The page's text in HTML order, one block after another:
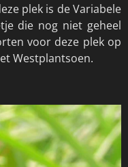
plek is de Variabele
die nog niet geheel
voor deze plek op
Westplantsoen.